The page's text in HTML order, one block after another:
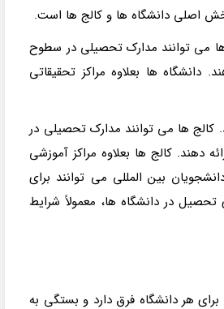
اصلی دانشگاه ها و کالج ها است.
می توانند مدارک تحصیلی در سطوح
ها بعلاوه مراکز تحقیقاتی
ها می توانند مدارک تحصیلی در
دهند. کالج ها بعلاوه مراکز آموزشی
بین المللی می توانند برای
در دانشگاه ها، معمولاً شرایط
برای هر دانشگاه فرق دارد و بستگی به